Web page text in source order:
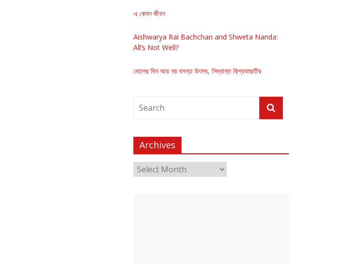
এ কেমন জীবন
Aishwarya Rai Bachchan and Shweta Nanda:
All’s Not Well?
দোলের দিন আর নয় বসন্ত উৎসব, সিদ্ধান্ত বিশ্বভারতীর
Archives